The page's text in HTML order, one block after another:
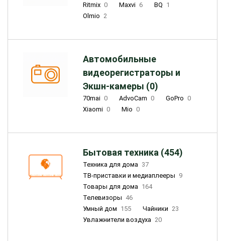
Ritmix 0 Maxvi 6 BQ 1
Olmio 2
Автомобильные
видеорегистраторы и
Экшн-камеры (0)
70mai 0 AdvoCam 0 GoPro 0
Xiaomi 0 Mio 0
Бытовая техника (454)
Техника для дома 37
ТВ-приставки и медиаплееры 9
Товары для дома 164
Телевизоры 46
Умный дом 155 Чайники 23
Увлажнители воздуха 20